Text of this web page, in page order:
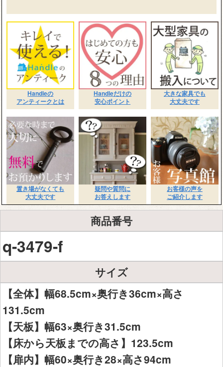
Handleの
アンティークとは
Handleだけの
安心ポイント
大きな家具でも
大丈夫です
置き場がなくても
大丈夫です
疑問や質問に
お答えします
お客様の声を
ご紹介します
商品番号
q-3479-f
サイズ
【全体】幅68.5cm×奥行き36cm×高さ
131.5cm
【天板】幅63×奥行き31.5cm
【床から天板までの高さ】123.5cm
【扉内】幅60×奥行き28×高さ94cm